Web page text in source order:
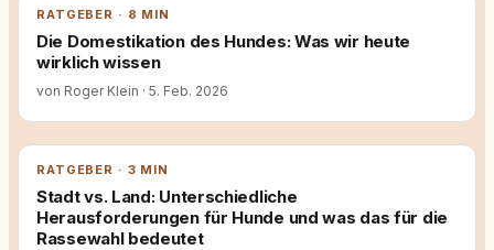
RATGEBER · 8 MIN
Die Domestikation des Hundes: Was wir heute
wirklich wissen
von Roger Klein · 5. Feb. 2026
RATGEBER · 3 MIN
Stadt vs. Land: Unterschiedliche
Herausforderungen für Hunde und was das für die
Rassewahl bedeutet